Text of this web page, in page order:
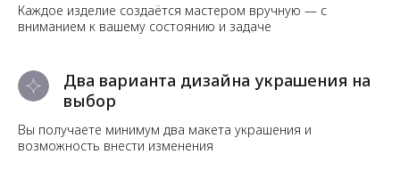
Каждое изделие создаётся мастером вручную — с
вниманием к вашему состоянию и задаче
Два варианта дизайна украшения на
выбор
Вы получаете минимум два макета украшения и
возможность внести изменения